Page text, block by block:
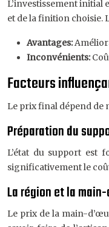
L’investissement initial
et de la finition choisie.
Avantages:
Inconvénients:
Facteurs
Le prix final dépend de
Préparation du
L’état du support est
significativement le
La région et la
Le prix de la main-